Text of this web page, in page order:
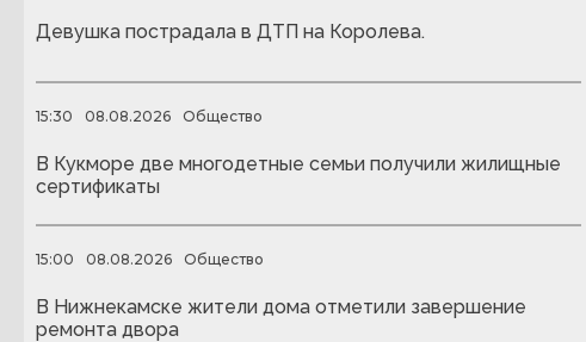
Девушка пострадала в ДТП на Королева.
15:30 08.08.2026 Общество
В Кукморе две многодетные семьи получили жилищные
сертификаты
15:00 08.08.2026 Общество
В Нижнекамске жители дома отметили завершение
ремонта двора